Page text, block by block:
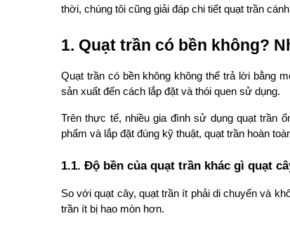
thời, chúng tôi cũng giải đáp chi tiết quạt trần
1. Quạt trần có bền không?
Quạt trần có bền không không thể trả lời bằng
sản xuất đến cách lắp đặt và thói quen sử dụng.
Trên thực tế, nhiều gia đình sử dụng quạt trần
phẩm và lắp đặt đúng kỹ thuật, quạt trần hoàn
1.1. Độ bền của quạt trần khác gì quạt
So với quạt cây, quạt trần ít phải di chuyển và
trần ít bị hao mòn hơn.